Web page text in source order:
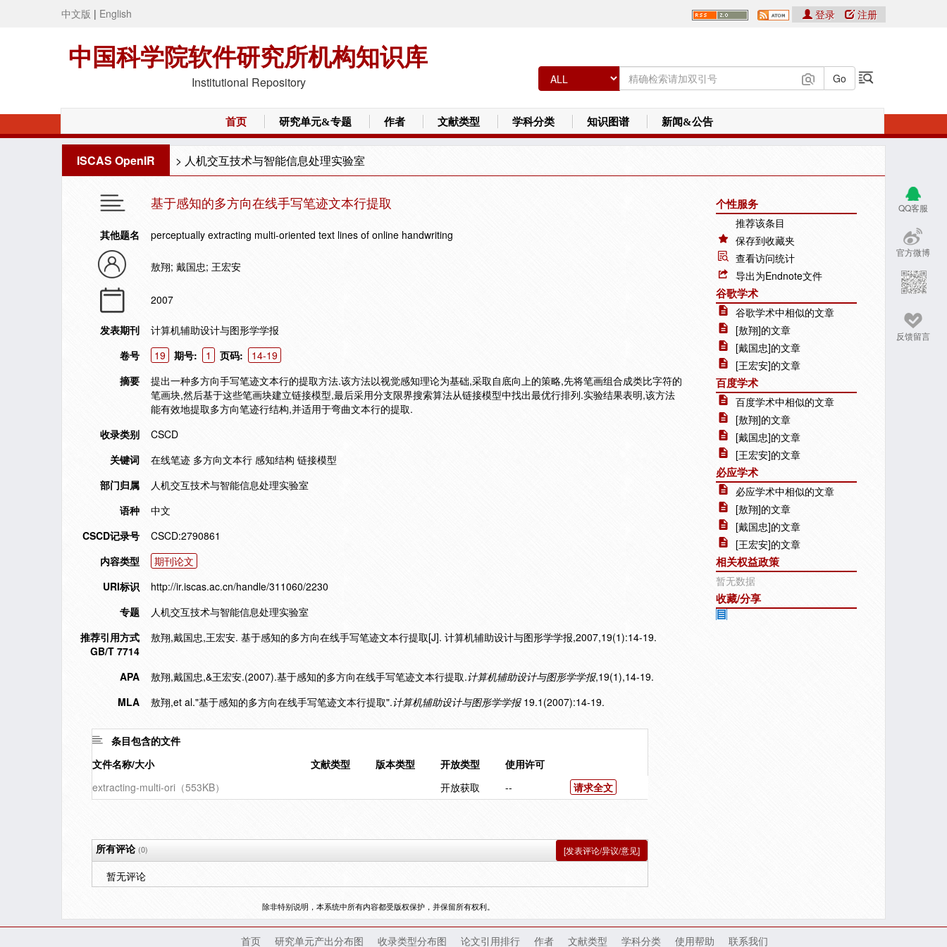
中文版 | English
中国科学院软件研究所机构知识库
Institutional Repository
登录 注册
首页 研究单元&专题 作者 文献类型 学科分类 知识图谱 新闻&公告
ISCAS OpenIR > 人机交互技术与智能信息处理实验室
QQ客服
官方微博
反馈留言
基于感知的多方向在线手写笔迹文本行提取
其他题名 perceptually extracting multi-oriented text lines of online handwriting
敖翔; 戴国忠; 王宏安
2007
发表期刊
计算机辅助设计与图形学学报
卷号
19 期号: 1 页码:
14-19
摘要
提出一种多方向手写笔迹文本行的提取方法.该方法以视觉感知理论为基础,采取自底向上的策略,先将笔画组合成类比字符的
笔画块,然后基于这些笔画块建立链接模型,最后采用分支限界搜索算法从链接模型中找出最优行排列.实验结果表明,该方法
能有效地提取多方向笔迹行结构,并适用于弯曲文本行的提取.
收录类别
CSCD
关键词
在线笔迹 多方向文本行 感知结构 链接模型
部门归属
人机交互技术与智能信息处理实验室
语种
中文
CSCD记录号
CSCD:2790861
内容类型
期刊论文
URI标识
http://ir.iscas.ac.cn/handle/311060/2230
专题
人机交互技术与智能信息处理实验室
推荐引用方式
GB/T 7714
敖翔,戴国忠,王宏安. 基于感知的多方向在线手写笔迹文本行提取[J]. 计算机辅助设计与图形学学报,2007,19(1):14-19.
APA 敖翔,戴国忠,&王宏安.(2007).基于感知的多方向在线手写笔迹文本行提取.计算机辅助设计与图形学学报,19(1),14-19.
MLA
敖翔,et al."基于感知的多方向在线手写笔迹文本行提取".计算机辅助设计与图形学学报19.1(2007):14-19.
条目包含的文件
文件名称/大小
文献类型 版本类型 开放类型
使用许可
extracting-multi-ori（553KB）
开放获取 -- 请求全文
个性服务
推荐该条目
保存到收藏夹
查看访问统计
导出为Endnote文件
谷歌学术
谷歌学术中相似的文章
[敖翔]的文章
[戴国忠]的文章
[王宏安]的文章
百度学术
百度学术中相似的文章
[敖翔]的文章
[戴国忠]的文章
[王宏安]的文章
必应学术
必应学术中相似的文章
[敖翔]的文章
[戴国忠]的文章
[王宏安]的文章
相关权益政策
暂无数据
收藏/分享
所有评论(0) [发表评论/异议/意见]
暂无评论
除非特别说明，本系统中所有内容都受版权保护，并保留所有权利。
首页 研究单元产出分布图 收录类型分布图 论文引用排行 作者 文献类型 学科分类 使用帮助 联系我们